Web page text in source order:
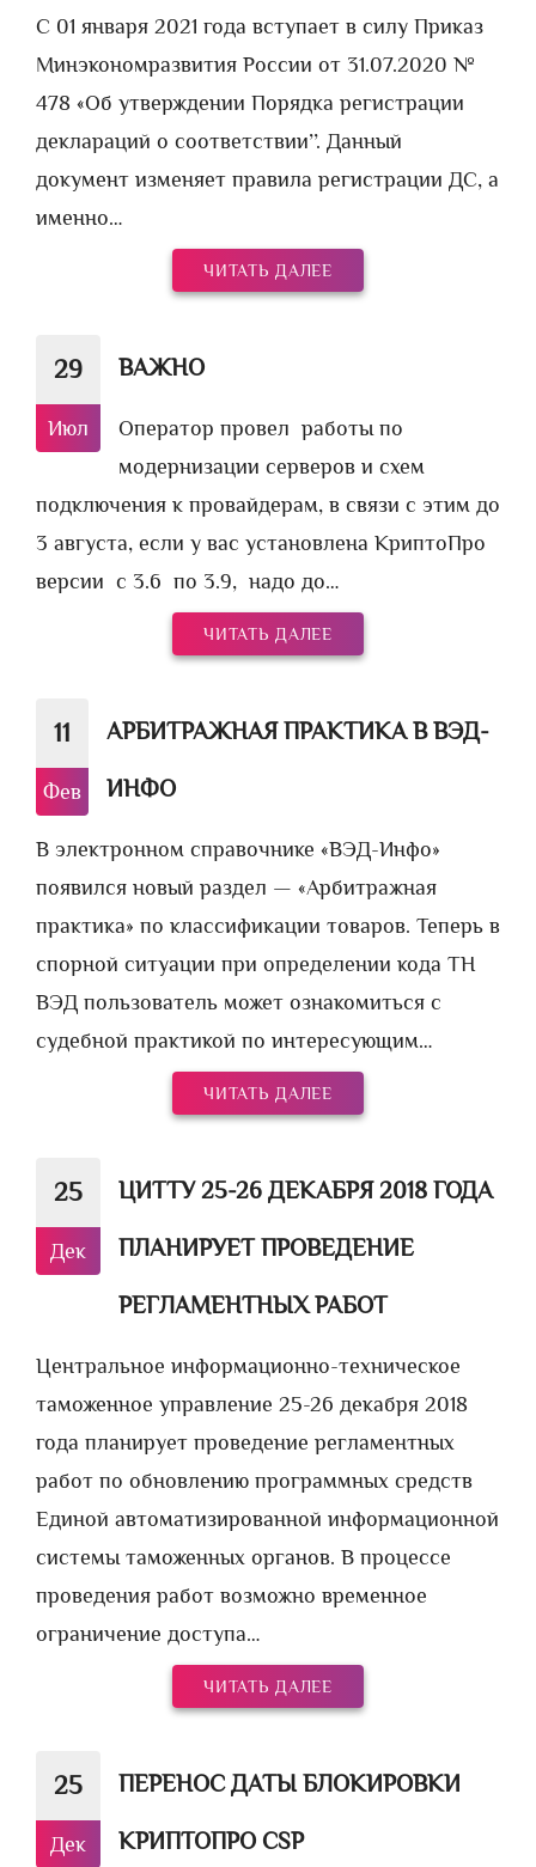
С 01 января 2021 года вступает в силу Приказ
Минэкономразвития России от 31.07.2020 №
478 «Об утверждении Порядка регистрации
деклараций о соответствии’’. Данный
документ изменяет правила регистрации ДС, а
именно…
ЧИТАТЬ ДАЛЕЕ
29
Июл
ВАЖНО
Оператор провел работы по
модернизации серверов и схем
подключения к провайдерам, в связи с этим до
3 августа, если у вас установлена КриптоПро
версии с 3.6 по 3.9, надо до…
ЧИТАТЬ ДАЛЕЕ
11
Фев
АРБИТРАЖНАЯ ПРАКТИКА В ВЭД-
ИНФО
В электронном справочнике «ВЭД-Инфо»
появился новый раздел — «Арбитражная
практика» по классификации товаров. Теперь в
спорной ситуации при определении кода ТН
ВЭД пользователь может ознакомиться с
судебной практикой по интересующим…
ЧИТАТЬ ДАЛЕЕ
25
Дек
ЦИТТУ 25-26 ДЕКАБРЯ 2018 ГОДА
ПЛАНИРУЕТ ПРОВЕДЕНИЕ
РЕГЛАМЕНТНЫХ РАБОТ
Центральное информационно-техническое
таможенное управление 25-26 декабря 2018
года планирует проведение регламентных
работ по обновлению программных средств
Единой автоматизированной информационной
системы таможенных органов. В процессе
проведения работ возможно временное
ограничение доступа…
ЧИТАТЬ ДАЛЕЕ
25
Дек
ПЕРЕНОС ДАТЫ БЛОКИРОВКИ
КРИПТОПРО CSP